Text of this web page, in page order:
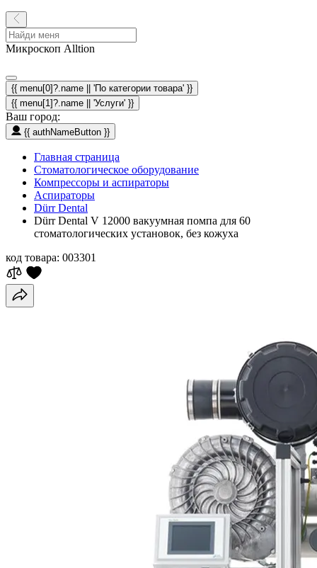
Микроскоп Alltion
{{ menu[0]?.name || 'По категории товара' }}
{{ menu[1]?.name || 'Услуги' }}
Ваш город:
{{ authNameButton }}
Главная страница
Стоматологическое оборудование
Компрессоры и аспираторы
Аспираторы
Dürr Dental
Dürr Dental V 12000 вакуумная помпа для 60
стоматологических установок, без кожуха
код товара: 003301